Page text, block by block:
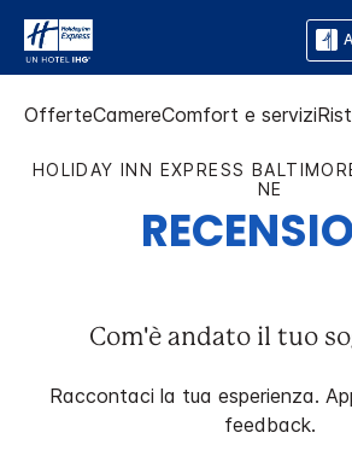
OfferteCamereComfort e servizi
HOLIDAY INN EXPRESS
NE
Com'è andato il tuo
Raccontaci la tua esperienza.
feedback.